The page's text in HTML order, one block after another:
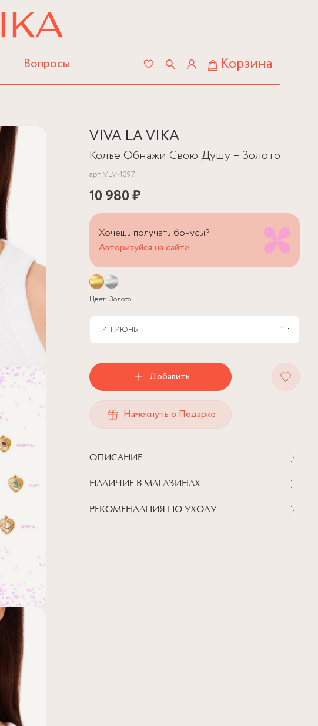
Вопросы Корзина
VIVA LA VIKA
Колье Обнажи Свою Душу – Золото
арт.VLV-1397
10 980 ₽
Хочешь получать бонусы?
Авторизуйся на сайте
Цвет: Золото
ТИП ИЮНЬ
Добавить
Намекнуть о Подарке
ОПИСАНИЕ
НАЛИЧИЕ В МАГАЗИНАХ
РЕКОМЕНДАЦИЯ ПО УХОДУ